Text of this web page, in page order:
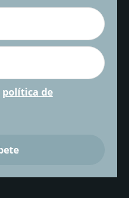
política de